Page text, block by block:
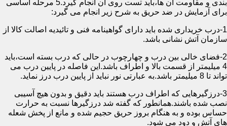
بندی و مقاومت آن ها،باید تست روی آن انجام گیرد.5 مرحله اساسی
برای آزمایش در ضد حریق به شرح زیر انجام می گیرد:
1-درب خریداری شده باید دارای گواهینامه فنی و تائیدیه اصالت کالا از
سازمان آتش نشانی باشد.
2-فضای خالی بین درب و چهارچوب در حالی که درب بسته است،باید
4 میلیمتر از قسمت بالا و اطراف باشد.این فاصله در پایین درب می
تواند تا 8 میلیمتر باشد.به عبارتی نور نباید از پایین درب درز نماید.
3-درزگیرهایی که اطراف درب هستند باید دقیق و بدون هیچ آسیبی
نصب شده باشند.همانطور که گفته شد درزگیرها نسبت به حرارت
حساس بوده و به هنگام بروز حریق حجیم شده و مانع از پخش شعله
های آتش و دود می شود.